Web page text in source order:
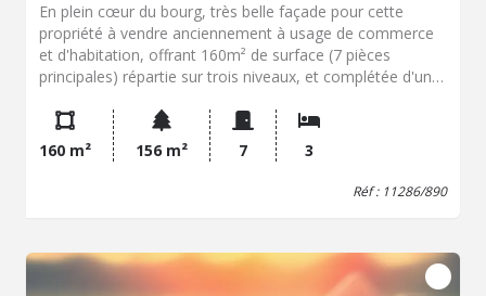
En plein cœur du bourg, très belle façade pour cette
propriété à vendre anciennement à usage de commerce
et d'habitation, offrant 160m² de surface (7 pièces
principales) répartie sur trois niveaux, et complétée d'une
Pleine de charme avec ses parquets et hauteur sous
plafond, elle est ainsi distribuée : le rez-de-chaussée
compte un local commercial (environ 28 m²), une cuisine
avec espace repas, un garage avec atelier sur l'arrière, le
une chambre (avec accès terrasse donnant sur les toits et
le clocher de l'église Saint-Pierre), une salle d'eau / WC, le
160 m² 156 m² 7 3
Réf : 11286/890